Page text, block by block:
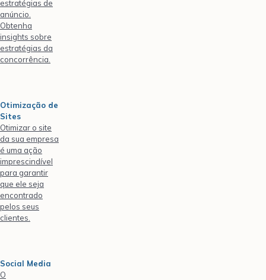
estratégias de
anúncio.
Obtenha
insights sobre
estratégias da
concorrência.
Otimização de
Sites
Otimizar o site
da sua empresa
é uma ação
imprescindível
para garantir
que ele seja
encontrado
pelos seus
clientes.
Social Media
O